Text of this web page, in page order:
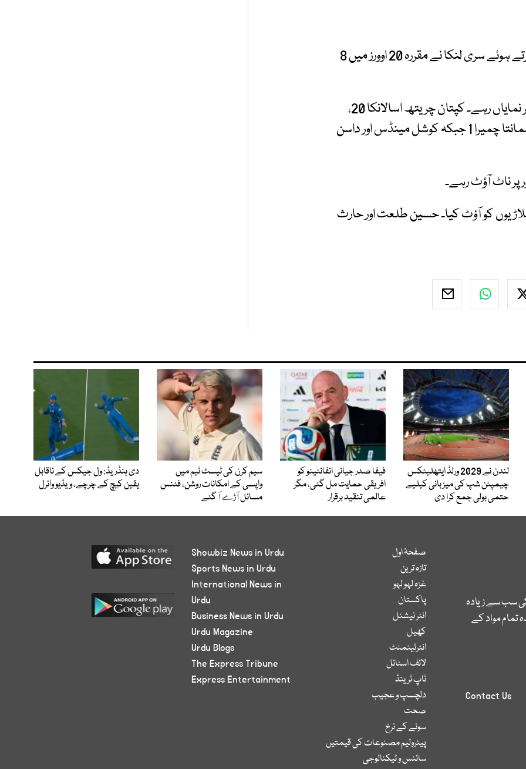
اس سے قبل پاکستان کی دعوت پر پہلے بیٹنگ کرتے ہوئے سری لنکا نے مقررہ 20 اوورز میں 8
سری لنکا کی جانب سے کمنڈو مینڈس 50 رنز بنا کر نمایاں رہے۔ کپتان چریتھ اسالانکا 20،
کوشل پریرا 15، ونندو ہسارنگا 15، پتھم نسانکا 8، دشمانتا چمیرا 1 جبکہ کوشل مینڈس اور داسن
کی جانب سے شاہین شاہ آفریدی نے 3 کھلاڑیوں کو آؤٹ کیا۔ حسین طلعت اور حارث
لندن نے 2029 ورلڈ ایتھلیٹکس
چیمپئن شپ کی میزبانی کیلیے
حتمی بولی جمع کرا دی
فیفا صدر جیانی انفانٹینو کو
افریقی حمایت مل گئی، مگر
عالمی تنقید برقرار
سیم کرن کی ٹیسٹ ٹیم میں
واپسی کے امکانات روشن، فٹنس
مسائل آڑے آ گئے
دی ہنڈریڈ: ول جیکس کے ناقابل
یقین کیچ کے چرچے، ویڈیو وائرل
سب سے زیادہ
مواد کے
Contact Us
صفحۂ اول
تازہ ترین
غزہ لہو لہو
پاکستان
انٹر نیشنل
کھیل
انٹرٹینمنٹ
لائف اسٹائل
ٹاپ ٹرینڈ
دلچسپ و عجیب
صحت
سونے کے نرخ
پیٹرولیم مصنوعات کی قیمتیں
سائنس و ٹیکنالوجی
Showbiz News in Urdu
Sports News in Urdu
International News in
Urdu
Business News in Urdu
Urdu Magazine
Urdu Blogs
The Express Tribune
Express Entertainment